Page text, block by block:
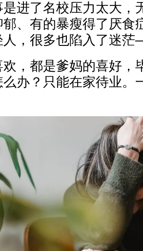
进了名校压力太大，
、有的暴瘦得了厌食
人，很多也陷入了迷
，都是爹妈的喜好，
办？只能在家待业。